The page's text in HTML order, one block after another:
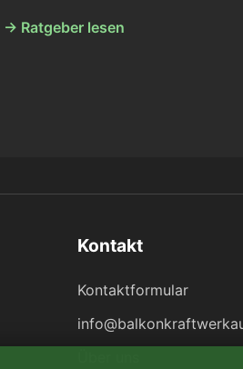
→ Ratgeber lesen
Kontakt
Kontaktformular